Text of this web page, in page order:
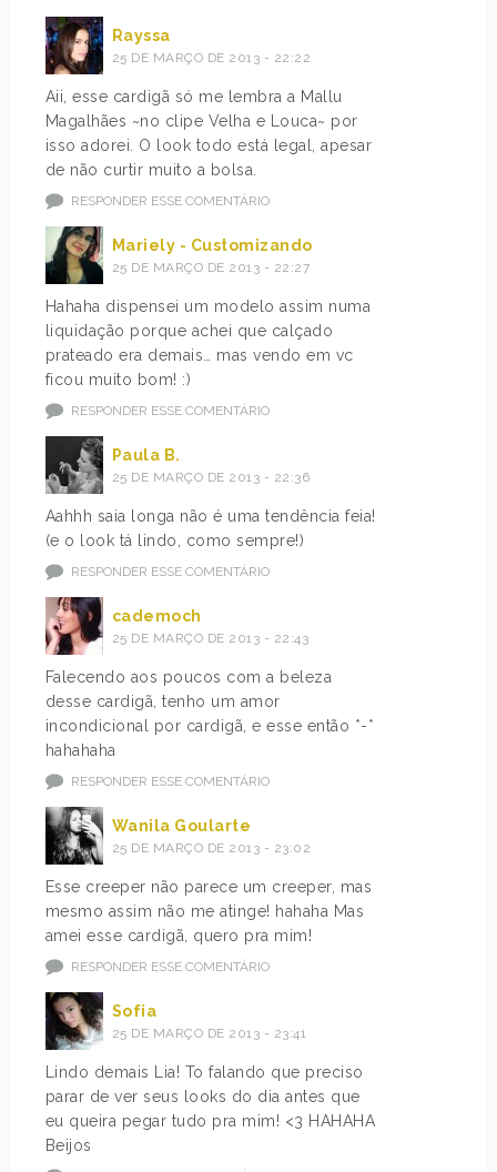
Rayssa
25 DE MARÇO DE 2013 - 22:22
Aii, esse cardigã só me lembra a Mallu
Magalhães ~no clipe Velha e Louca~ por
isso adorei. O look todo está legal, apesar
de não curtir muito a bolsa.
RESPONDER ESSE COMENTÁRIO
Mariely - Customizando
25 DE MARÇO DE 2013 - 22:27
Hahaha dispensei um modelo assim numa
liquidação porque achei que calçado
prateado era demais… mas vendo em vc
ficou muito bom! :)
RESPONDER ESSE COMENTÁRIO
Paula B.
25 DE MARÇO DE 2013 - 22:36
Aahhh saia longa não é uma tendência feia!
(e o look tá lindo, como sempre!)
RESPONDER ESSE COMENTÁRIO
cademoch
25 DE MARÇO DE 2013 - 22:43
Falecendo aos poucos com a beleza
desse cardigã, tenho um amor
incondicional por cardigã, e esse então *-*
hahahaha
RESPONDER ESSE COMENTÁRIO
Wanila Goularte
25 DE MARÇO DE 2013 - 23:02
Esse creeper não parece um creeper, mas
mesmo assim não me atinge! hahaha Mas
amei esse cardigã, quero pra mim!
RESPONDER ESSE COMENTÁRIO
Sofia
25 DE MARÇO DE 2013 - 23:41
Lindo demais Lia! To falando que preciso
parar de ver seus looks do dia antes que
eu queira pegar tudo pra mim! <3 HAHAHA
Beijos